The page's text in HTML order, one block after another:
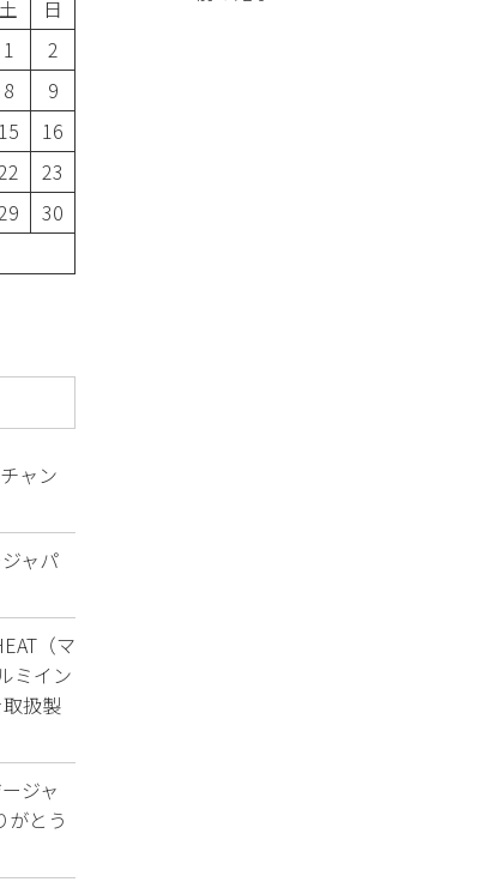
土
日
1
2
8
9
15
16
23
30
ャン
ャパ
（マ
ミイン
扱製
ジャ
がとう